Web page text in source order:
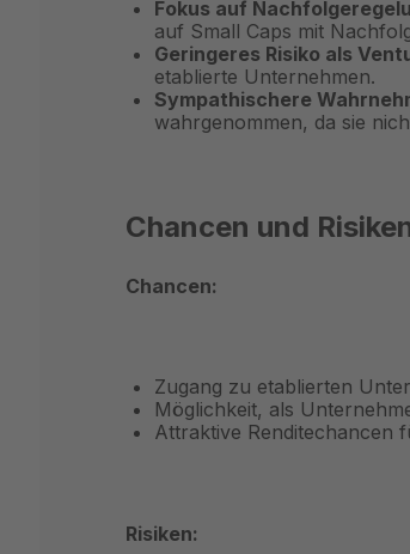
Fokus auf
auf Small Caps mit
Geringeres Risiko als
etablierte Unternehmen.
Sympathischere
wahrgenommen, da sie
Chancen und
Chancen:
Zugang zu etablierten
Möglichkeit, als
Attraktive Renditechancen
Risiken: